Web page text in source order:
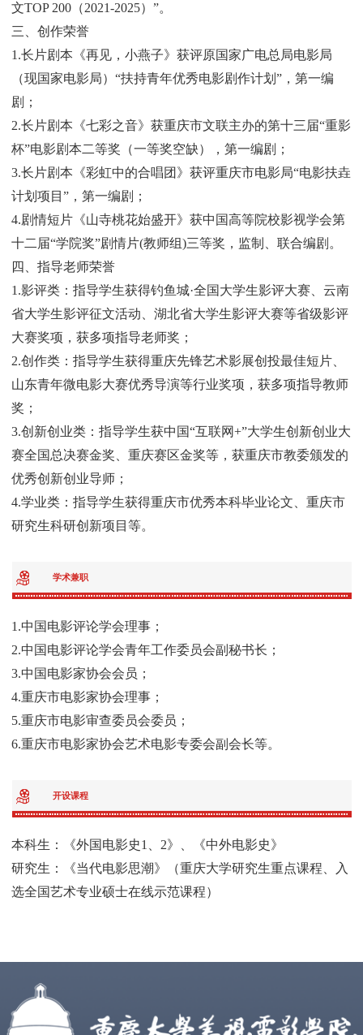
文TOP 200（2021-2025）”。
三、创作荣誉
1.长片剧本《再见，小燕子》获评原国家广电总局电影局
（现国家电影局）“扶持青年优秀电影剧作计划”，第一编
剧；
2.长片剧本《七彩之音》获重庆市文联主办的第十三届“重影
杯”电影剧本二等奖（一等奖空缺），第一编剧；
3.长片剧本《彩虹中的合唱团》获评重庆市电影局“电影扶垚
计划项目”，第一编剧；
4.剧情短片《山寺桃花始盛开》获中国高等院校影视学会第
十二届“学院奖”剧情片(教师组)三等奖，监制、联合编剧。
四、指导老师荣誉
1.影评类：指导学生获得钓鱼城·全国大学生影评大赛、云南
省大学生影评征文活动、湖北省大学生影评大赛等省级影评
大赛奖项，获多项指导老师奖；
2.创作类：指导学生获得重庆先锋艺术影展创投最佳短片、
山东青年微电影大赛优秀导演等行业奖项，获多项指导教师
奖；
3.创新创业类：指导学生获中国“互联网+”大学生创新创业大
赛全国总决赛金奖、重庆赛区金奖等，获重庆市教委颁发的
优秀创新创业导师；
4.学业类：指导学生获得重庆市优秀本科毕业论文、重庆市
研究生科研创新项目等。
学术兼职
1.中国电影评论学会理事；
2.中国电影评论学会青年工作委员会副秘书长；
3.中国电影家协会会员；
4.重庆市电影家协会理事；
5.重庆市电影审查委员会委员；
6.重庆市电影家协会艺术电影专委会副会长等。
开设课程
本科生：《外国电影史1、2》、《中外电影史》
研究生：《当代电影思潮》（重庆大学研究生重点课程、入
选全国艺术专业硕士在线示范课程）